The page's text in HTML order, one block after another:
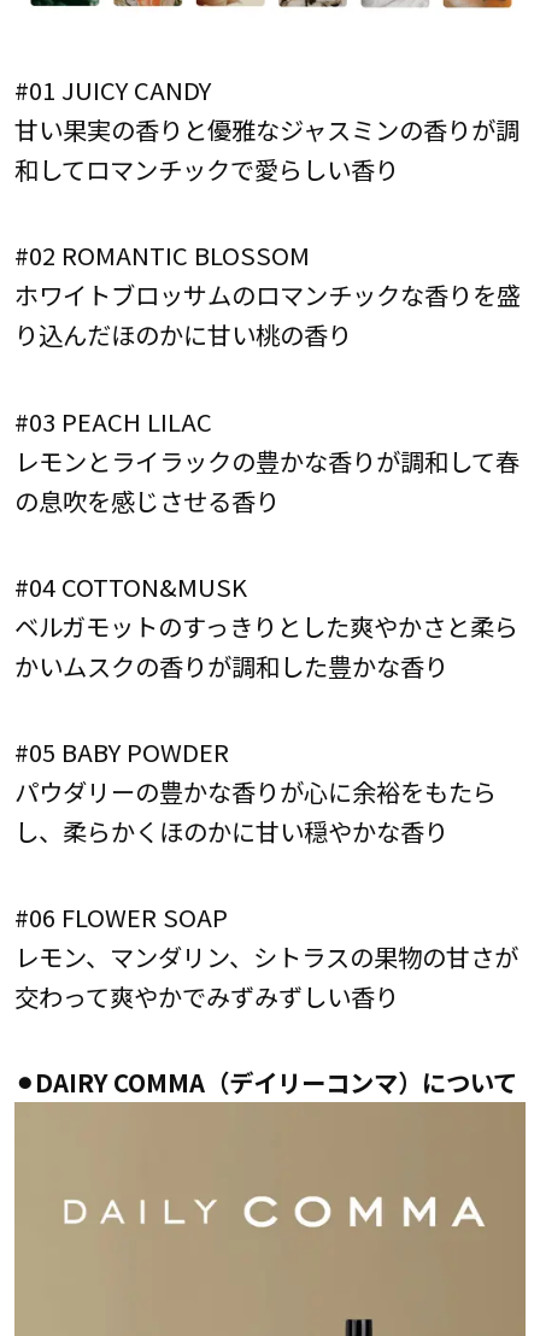
#01 JUICY CANDY
甘い果実の香りと優雅なジャスミンの香りが調
和してロマンチックで愛らしい香り
#02 ROMANTIC BLOSSOM
ホワイトブロッサムのロマンチックな香りを盛
り込んだほのかに甘い桃の香り
#03 PEACH LILAC
レモンとライラックの豊かな香りが調和して春
の息吹を感じさせる香り
#04 COTTON&MUSK
ベルガモットのすっきりとした爽やかさと柔ら
かいムスクの香りが調和した豊かな香り
#05 BABY POWDER
パウダリーの豊かな香りが心に余裕をもたら
し、柔らかくほのかに甘い穏やかな香り
#06 FLOWER SOAP
レモン、マンダリン、シトラスの果物の甘さが
交わって爽やかでみずみずしい香り
⚫︎DAIRY COMMA（デイリーコンマ）について